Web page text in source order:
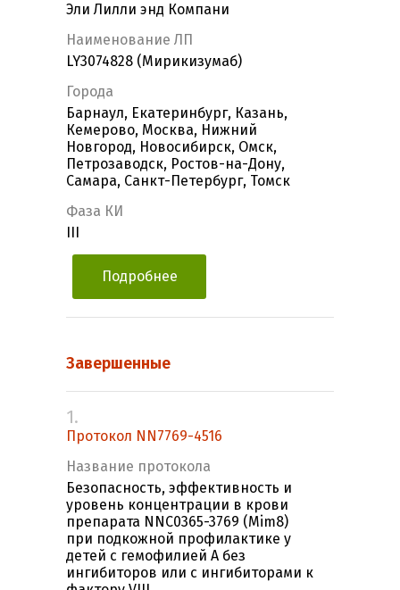
Эли Лилли энд Компани
Наименование ЛП
LY3074828 (Мирикизумаб)
Города
Барнаул, Екатеринбург, Казань,
Кемерово, Москва, Нижний
Новгород, Новосибирск, Омск,
Петрозаводск, Ростов-на-Дону,
Самара, Санкт-Петербург, Томск
Фаза КИ
Подробнее
Завершенные
1.
Протокол NN7769-4516
Название протокола
Безопасность, эффективность и
уровень концентрации в крови
препарата NNC0365-3769 (Mim8)
при подкожной профилактике у
детей с гемофилией А без
ингибиторов или с ингибиторами к